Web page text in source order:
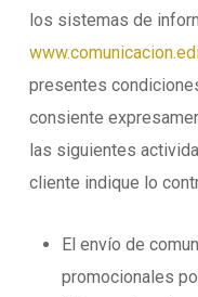
los sistemas de
presentes
consiente
las siguientes
cliente indique lo
El envío de
promocionales